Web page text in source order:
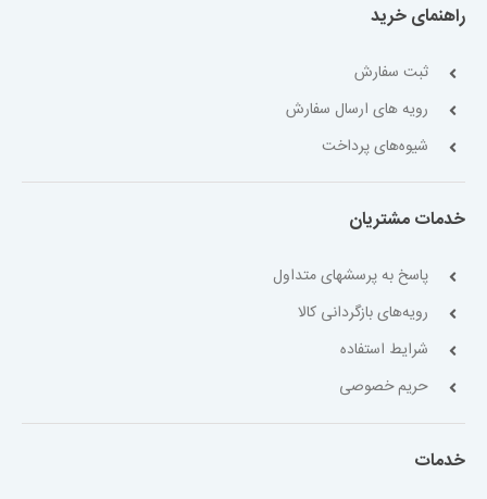
راهنمای خرید
ثبت سفارش
رویه های ارسال سفارش
شیوه‌های پرداخت
خدمات مشتریان
پاسخ به پرسشهای متداول
رویه‌های بازگردانی کالا
شرایط استفاده
حریم خصوصی
خدمات